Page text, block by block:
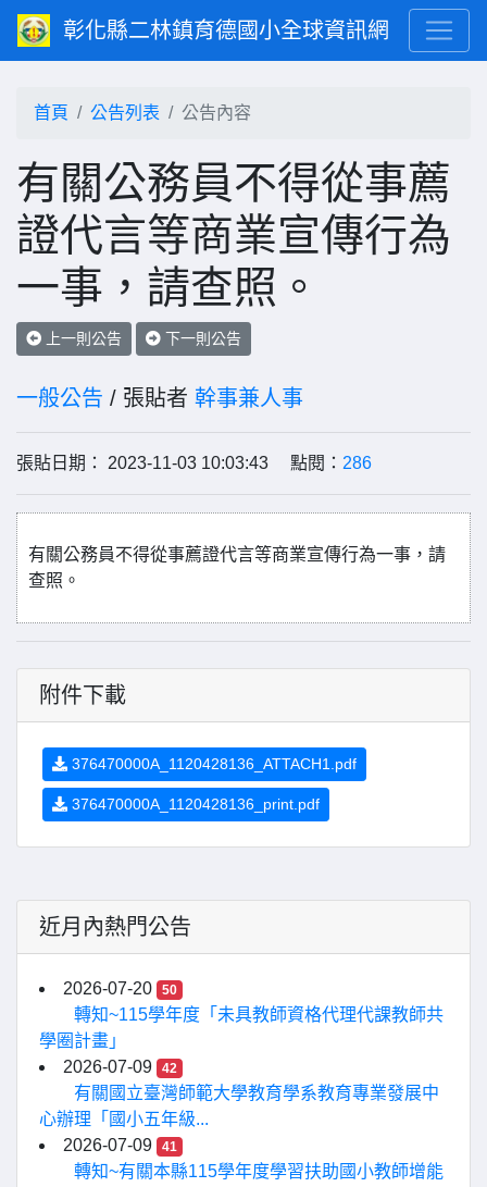
彰化縣二林鎮育德國小全球資訊網
首頁 公告列表 公告內容
有關公務員不得從事薦
證代言等商業宣傳行為
一事，請查照。
上一則公告 下一則公告
一般公告 / 張貼者 幹事兼人事
張貼日期： 2023-11-03 10:03:43 點閱： 286
有關公務員不得從事薦證代言等商業宣傳行為一事，請
查照。
附件下載
376470000A_1120428136_ATTACH1.pdf
376470000A_1120428136_print.pdf
近月內熱門公告
2026-07-20 50
轉知~115學年度「未具教師資格代理代課教師共
學圈計畫」
2026-07-09
42
有關國立臺灣師範大學教育學系教育專業發展中
心辦理「國小五年級...
2026-07-09
41
轉知~有關本縣115學年度學習扶助國小教師增能